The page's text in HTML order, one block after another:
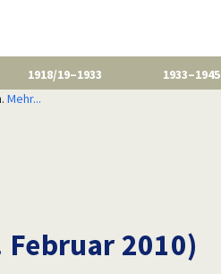
1918/19–1933 1933–1945
Mehr...
Februar 2010)